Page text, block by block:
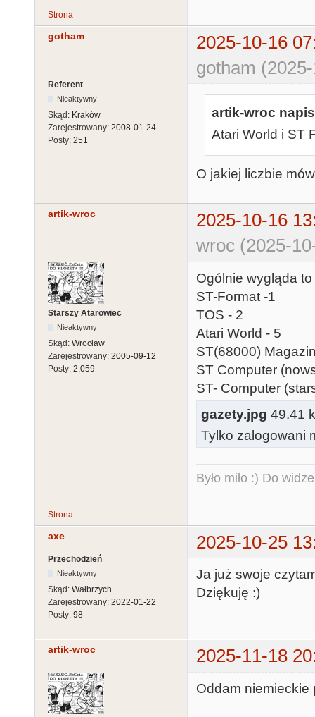
Strona
gotham
2025-10-16
gotham
Referent
Nieaktywny
Skąd: Kraków
Zarejestrowany: 2008-01-24
Posty: 251
artik-wroc
Atari World i ST
O jakiej liczbie
artik-wroc
2025-10-16
wroc (2025-
Starszy Atarowiec
Nieaktywny
Skąd: Wrocław
Zarejestrowany: 2005-09-12
Posty: 2,059
Ogólnie wygląda to
ST-Format -1
TOS - 2
Atari World - 5
ST(68000)
ST Computer
ST- Computer
gazety.jpg 49.41
Tylko zalogowani
Było miło :) Do
Strona
axe 2025-10-25
Przechodzień
Nieaktywny
Skąd: Wałbrzych
Zarejestrowany: 2022-01-22
Posty: 98
Ja już swoje
Dziękuję :)
artik-wroc 2025-11-18
Oddam niemieckie